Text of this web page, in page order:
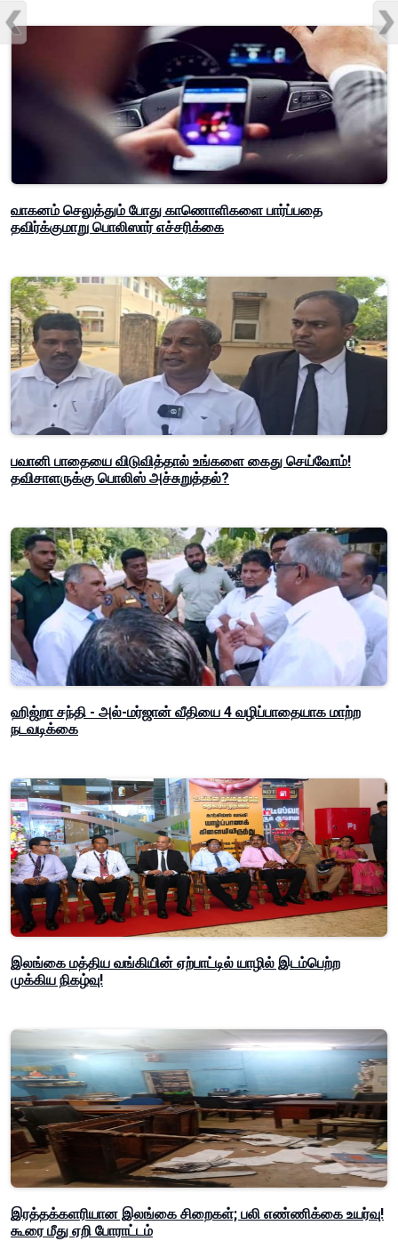
வாகனம் செலுத்தும் போது காணொளிகளை பார்ப்பதை
தவிர்க்குமாறு பொலிஸார் எச்சரிக்கை
பவானி பாதையை விடுவித்தால் உங்களை கைது செய்வோம்!
தவிசாளருக்கு பொலிஸ் அச்சுறுத்தல்?
ஹிஜ்றா சந்தி - அல்-மர்ஜான் வீதியை 4 வழிப்பாதையாக மாற்ற
நடவடிக்கை
இலங்கை மத்திய வங்கியின் ஏற்பாட்டில் யாழில் இடம்பெற்ற
முக்கிய நிகழ்வு!
இரத்தக்களரியான இலங்கை சிறைகள்; பலி எண்ணிக்கை உயர்வு!
கூரை மீது ஏறி போராட்டம்